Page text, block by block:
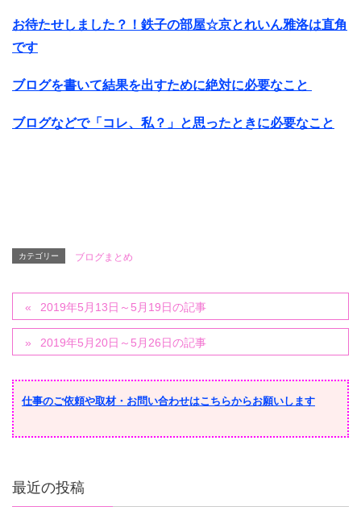
お待たせしました？！鉄子の部屋☆京とれいん雅洛は直角
です
ブログを書いて結果を出すために絶対に必要なこと
ブログなどで「コレ、私？」と思ったときに必要なこと
カテゴリー ブログまとめ
2019年5月13日～5月19日の記事
2019年5月20日～5月26日の記事
仕事のご依頼や取材・お問い合わせはこちらからお願いします
最近の投稿